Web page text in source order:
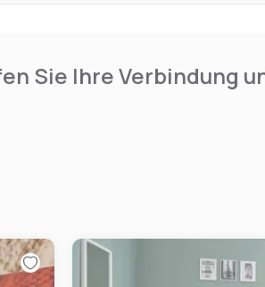
Sie Ihre Verbindung